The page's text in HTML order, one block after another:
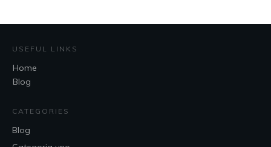
USEFUL LINKS
Home
Blog
CATEGORIES
Blog